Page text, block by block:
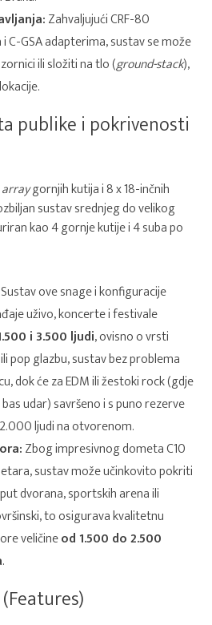
Zahvaljujući CRF-80
C-GSA adapterima, sustav se može
ili složiti na tlo (ground-stack),
publike i pokrivenosti
gornjih kutija i 8 x 18-inčnih
sustav srednjeg do velikog
kao 4 gornje kutije i 4 suba po
Sustav ove snage i konfiguracije
uživo, koncerte i festivale
i 3.500 ljudi, ovisno o vrsti
pop glazbu, sustav bez problema
dok će za EDM ili žestoki rock (gdje
udar) savršeno i s puno rezerve
ljudi na otvorenom.
Zbog impresivnog dometa C10
sustav može učinkovito pokriti
dvorana, sportskih arena ili
to osigurava kvalitetnu
veličineod 1.500 do 2.500
.